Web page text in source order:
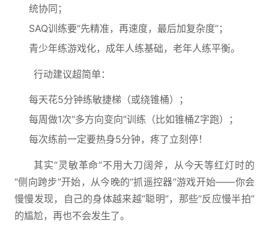
统协同；
SAQ训练要“先精准，再速度，最后加复杂度”；
青少年练游戏化，成年人练基础，老年人练平衡。
行动建议超简单：
每天花5分钟练敏捷梯（或绕锥桶）；
每周做1次“多方向变向”训练（比如锥桶Z字跑）；
每次练前一定要热身5分钟，疼了立刻停！
其实“灵敏革命”不用大刀阔斧，从今天等红灯时的
“侧向跨步”开始，从今晚的“抓遥控器”游戏开始——你会
慢慢发现，自己的身体越来越“聪明”，那些“反应慢半拍”
的尴尬，再也不会发生了。